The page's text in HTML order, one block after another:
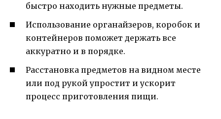
быстро находить нужные предметы.
Использование органайзеров, коробок и
контейнеров поможет держать все
аккуратно и в порядке.
Расстановка предметов на видном месте
или под рукой упростит и ускорит
процесс приготовления пищи.